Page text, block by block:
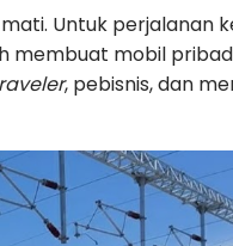
Untuk perjalanan
membuat mobil
, pebisnis, dan